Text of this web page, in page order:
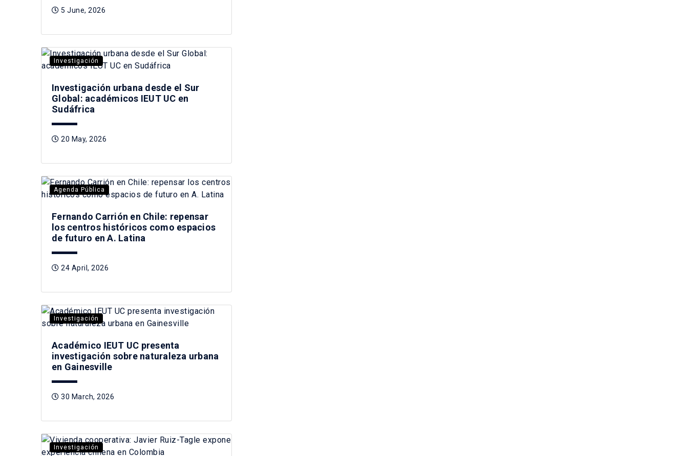
5 June, 2026
Investigación
Investigación urbana desde el Sur
Global: académicos IEUT UC en
Sudáfrica
20 May, 2026
Agenda Pública
Fernando Carrión en Chile: repensar
los centros históricos como espacios
de futuro en A. Latina
24 April, 2026
Investigación
Académico IEUT UC presenta
investigación sobre naturaleza urbana
en Gainesville
30 March, 2026
Investigación